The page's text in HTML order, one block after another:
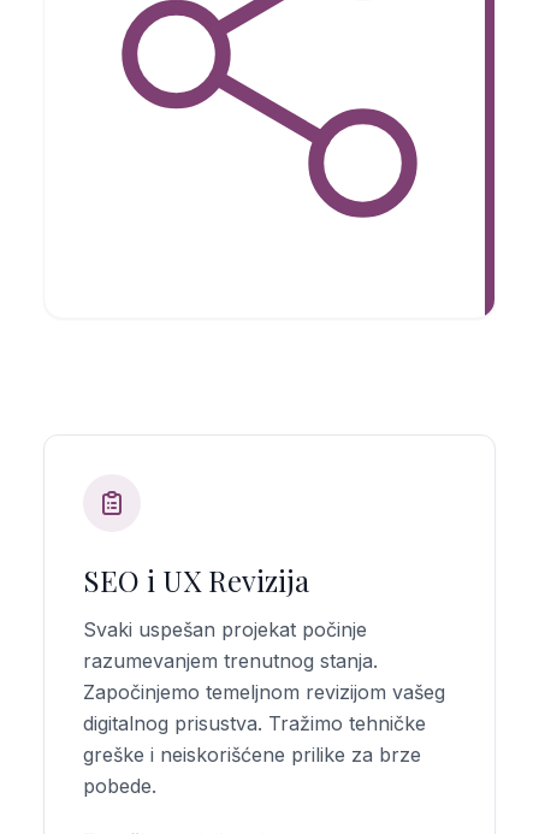
SEO i UX Revizija
Svaki uspešan projekat počinje
razumevanjem trenutnog stanja.
Započinjemo temeljnom revizijom vašeg
digitalnog prisustva. Tražimo tehničke
greške i neiskorišćene prilike za brze
pobede.